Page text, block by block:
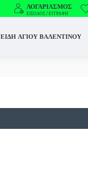
ΛΟΓΑΡΙΑΣΜΌΣ
ΕΊΣΟΔΟΣ / ΕΓΓΡΑΦΉ
ΕΙΔΗ ΑΓΙΟΥ ΒΑΛΕΝΤΙΝΟΥ